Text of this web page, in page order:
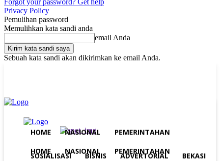
Forgot your password? Get help
Privacy Policy
Pemulihan password
Memulihkan kata sandi anda
email Anda
Sebuah kata sandi akan dikirimkan ke email Anda.
HOME NASIONAL PEMERINTAHAN
HOME NASIONAL PEMERINTAHAN
SOSIALISASI BISNIS ADVERTORIAL BEKASI